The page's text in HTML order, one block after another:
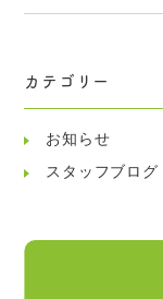
カテゴリー
お知らせ
スタッフブログ